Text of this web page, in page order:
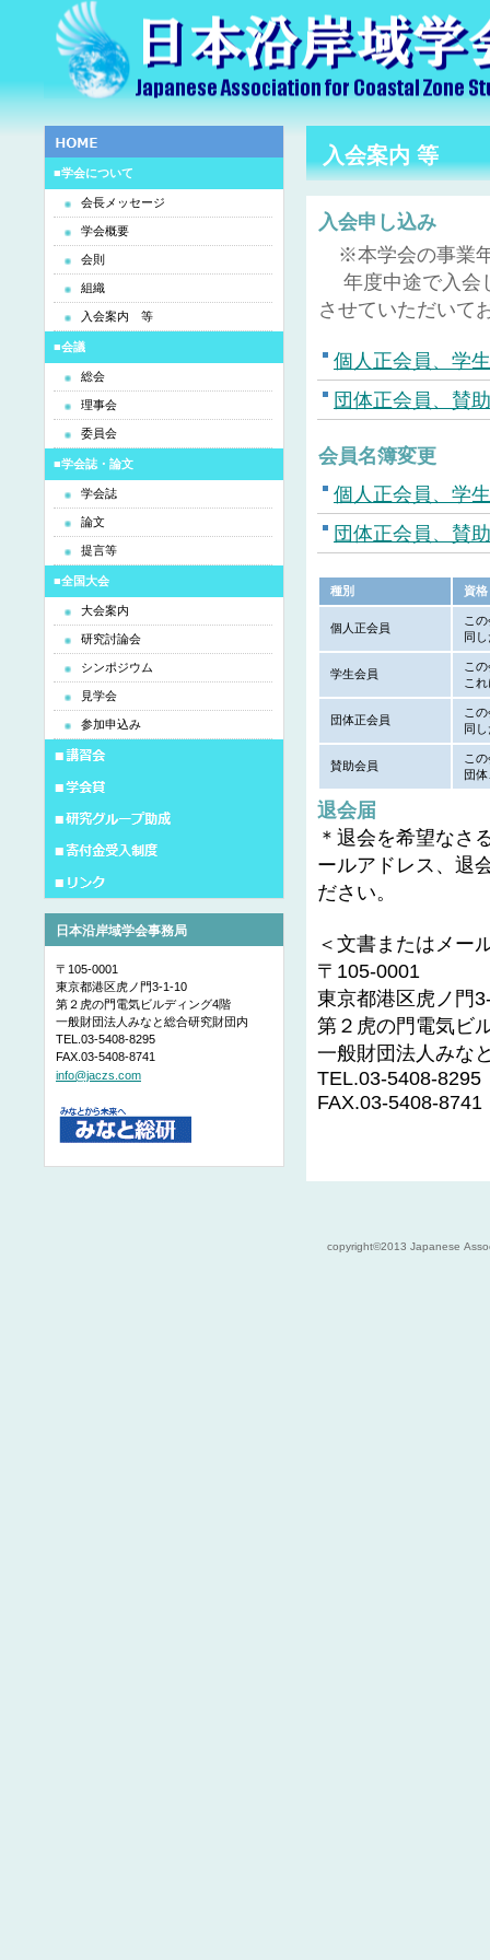
入会案内 等
入会申し込み
※本学会の事業
年度中途で入会
させていただいて
個人正会員、学
団体正会員、賛
会員名簿変更
個人正会員、学
団体正会員、賛
種別 資格
個人正会員
こ
同
学生会員
こ
こ
団体正会員
こ
同
賛助会員
こ
団
退会届
＊退会を希望なさ
ールアドレス、退
ださい。
＜文書またはメー
〒105-0001
東京都港区虎ノ門
第２虎の門電気ビ
一般財団法人みな
TEL.03-5408-8295
FAX.03-5408-8741
■学会について
会長メッセージ
学会概要
会則
組織
入会案内 等
■会議
総会
理事会
委員会
■学会誌・論文
学会誌
論文
提言等
■全国大会
大会案内
研究討論会
シンポジウム
見学会
参加申込み
日本沿岸域学会事務局
〒105-0001
東京都港区虎ノ門3-1-10
第２虎の門電気ビルディング4階
一般財団法人みなと総合研究財団内
TEL.03-5408-8295
FAX.03-5408-8741
info@jaczs.com
copyright©2013 Japanese